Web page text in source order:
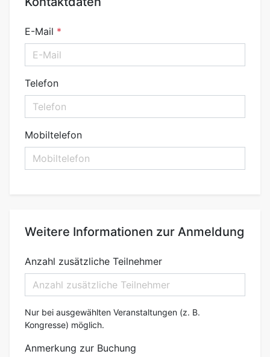
E-Mail
Telefon
Mobiltelefon
Weitere Informationen zur Anmeldung
Anzahl zusätzliche Teilnehmer
Nur bei ausgewählten Veranstaltungen (z. B.
Kongresse) möglich.
Anmerkung zur Buchung